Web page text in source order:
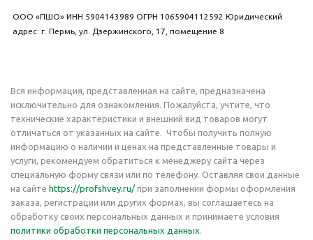
ООО «ПШО» ИНН 5904143989 ОГРН 1065904112592 Юридический
адрес: г. Пермь, ул. Дзержинского, 17, помещение 8
Вся информация, представленная на сайте, предназначена
исключительно для ознакомления. Пожалуйста, учтите, что
технические характеристики и внешний вид товаров могут
отличаться от указанных на сайте. Чтобы получить полную
информацию о наличии и ценах на представленные товары и
услуги, рекомендуем обратиться к менеджеру сайта через
специальную форму связи или по телефону. Оставляя свои данные
на сайте https://profshvey.ru/при заполнении формы оформления
заказа, регистрации или других формах, вы соглашаетесь на
обработку своих персональных данных и принимаете условия
политики обработки персональных данных